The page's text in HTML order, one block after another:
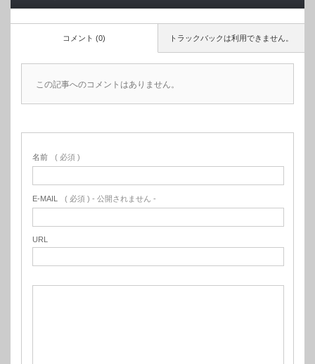
トラックバックは利用できません。
コメント (0)
この記事へのコメントはありません。
名前 ( 必須 )
E-MAIL ( 必須 ) - 公開されません -
URL